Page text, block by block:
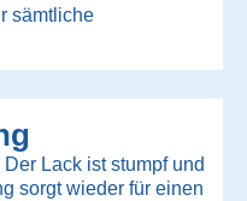
sämtliche
Lack ist stumpf und
sorgt wieder für einen